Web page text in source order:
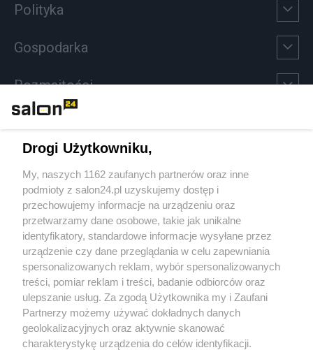
Polityka
Gospodarka
Rozmaitości
Sport
Społeczeństwo
Kultura
X Facebook Instagram Youtube
Drogi Użytkowniku,
My, naszych 1162 zaufanych partnerów oraz inne
podmioty z salon24.pl uzyskujemy dostęp i
przechowujemy informacje na urządzeniu oraz
przetwarzamy dane osobowe, takie jak unikalne
identyfikatory, standardowe informacje wysyłane przez
urządzenie czy dane przeglądania w celu zapewniania
spersonalizowanych reklam, wybór spersonalizowanych
treści, pomiar reklam i treści, badanie odbiorców oraz
ulepszanie usług. Za zgodą Użytkownika my i Zaufani
Partnerzy możemy używać dokładnych danych
geolokalizacyjnych oraz aktywnie skanować
charakterystykę urządzenia do celów identyfikacji.